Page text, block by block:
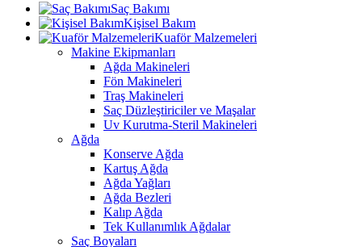
Saç Bakımı
Kişisel Bakım
Kuaför Malzemeleri
Makine Ekipmanları
Ağda Makineleri
Fön Makineleri
Traş Makineleri
Saç Düzleştiriciler ve Maşalar
Uv Kurutma-Steril Makineleri
Ağda
Konserve Ağda
Kartuş Ağda
Ağda Yağları
Ağda Bezleri
Kalıp Ağda
Tek Kullanımlık Ağdalar
Saç Boyaları